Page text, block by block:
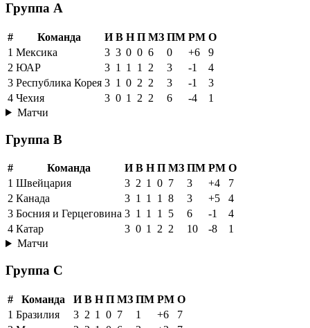
Группа A
# Команда И В Н П МЗ ПМ РМ О
1 Мексика 3 3 0 0 6 0 +6
9
2 ЮАР 3 1 1 1 2 3 -1
4
3 Республика Корея 3 1 0 2 2 3 -1
3
4 Чехия 3 0 1 2 2 6 -4
1
Матчи
Группа B
# Команда И В Н П МЗ ПМ РМ О
1 Швейцария 3 2 1 0 7 3 +4
7
2 Канада 3 1 1 1 8 3 +5
4
3 Босния и Герцеговина 3 1 1 1 5 6 -1
4
4 Катар 3 0 1 2 2 10 -8
1
Матчи
Группа C
# Команда И В Н П МЗ ПМ РМ О
1 Бразилия 3 2 1 0 7 1 +6
7